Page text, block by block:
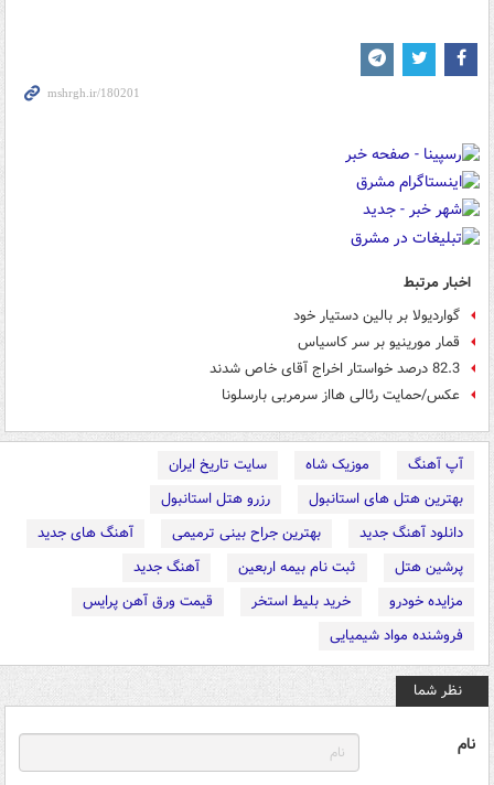
اخبار مرتبط
گواردیولا بر بالین دستیار خود
قمار مورینیو بر سر کاسیاس
82.3 درصد خواستار اخراج آقای خاص شدند
عکس/حمایت رئالی هااز سرمربی بارسلونا
آپ آهنگ موزیک شاه
سایت تاریخ ایران
بهترین هتل های استانبول
رزرو هتل استانبول
دانلود آهنگ جدید
بهترین جراح بینی ترمیمی
آهنگ های جدید
پرشین هتل
ثبت نام بیمه اربعین
آهنگ جدید
مزایده خودرو
خرید بلیط استخر
قیمت ورق آهن پرایس
فروشنده مواد شیمیایی
نظر شما
نام